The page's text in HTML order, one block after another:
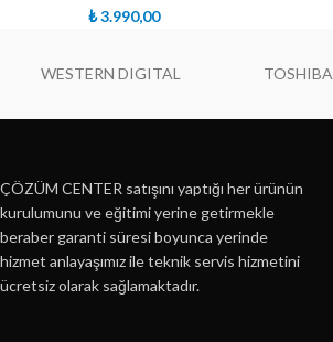
₺3.990,00
WESTERN DIGITAL TOSHIBA
ÇÖZÜM CENTER satışını yaptığı her ürünün
kurulumunu ve eğitimi yerine getirmekle
beraber garanti süresi boyunca yerinde
hizmet anlayaşımız ile teknik servis hizmetini
ücretsiz olarak sağlamaktadır.